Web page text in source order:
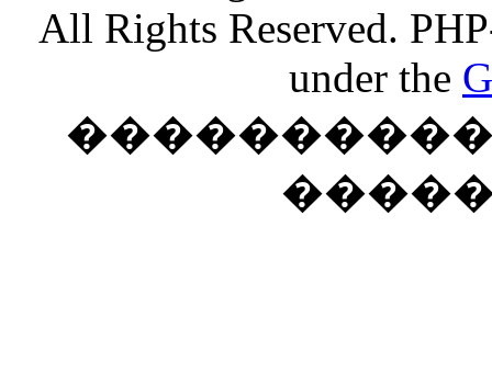
All Rights Reserved.
under the
����������